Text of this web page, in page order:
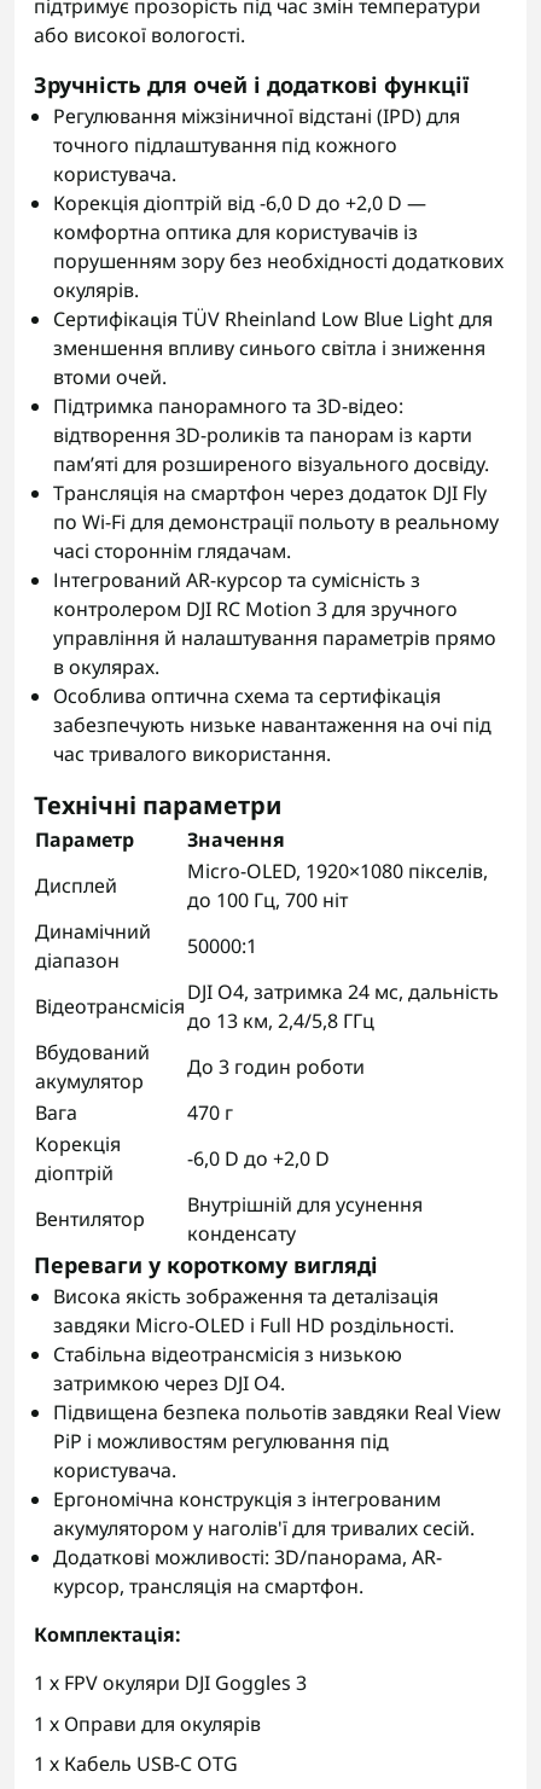
підтримує прозорість під час змін температури
або високої вологості.
Зручність для очей і додаткові функції
Регулювання міжзіничної відстані (IPD) для
точного підлаштування під кожного
користувача.
Корекція діоптрій від -6,0 D до +2,0 D —
комфортна оптика для користувачів із
порушенням зору без необхідності додаткових
окулярів.
Сертифікація TÜV Rheinland Low Blue Light для
зменшення впливу синього світла і зниження
втоми очей.
Підтримка панорамного та 3D-відео:
відтворення 3D-роликів та панорам із карти
памʼяті для розширеного візуального досвіду.
Трансляція на смартфон через додаток DJI Fly
по Wi-Fi для демонстрації польоту в реальному
часі стороннім глядачам.
Інтегрований AR-курсор та сумісність з
контролером DJI RC Motion 3 для зручного
управління й налаштування параметрів прямо
в окулярах.
Особлива оптична схема та сертифікація
забезпечують низьке навантаження на очі під
час тривалого використання.
Технічні параметри
Параметр
Значення
Дисплей
Micro-OLED, 1920×1080 пікселів,
до 100 Гц, 700 ніт
Динамічний
діапазон
50000:1
Відеотрансмісія
DJI O4, затримка 24 мс, дальність
до 13 км, 2,4/5,8 ГГц
Вбудований
акумулятор
До 3 годин роботи
Вага
470 г
Корекція
діоптрій
-6,0 D до +2,0 D
Вентилятор
Внутрішній для усунення
конденсату
Переваги у короткому вигляді
Висока якість зображення та деталізація
завдяки Micro-OLED і Full HD роздільності.
Стабільна відеотрансмісія з низькою
затримкою через DJI O4.
Підвищена безпека польотів завдяки Real View
PiP і можливостям регулювання під
користувача.
Ергономічна конструкція з інтегрованим
акумулятором у наголів'ї для тривалих сесій.
Додаткові можливості: 3D/панорама, AR-
курсор, трансляція на смартфон.
Комплектація:
1 х FPV окуляри DJI Goggles 3
1 х Оправи для окулярів
1 х Кабель USB-C OTG